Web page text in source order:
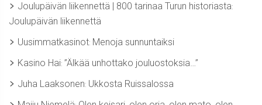
Joulupäivän liikennettä | 800 tarinaa Turun historiasta:
Joulupäivän liikennettä
Uusimmatkasinot: Menoja sunnuntaiksi
Kasino Hai: ”Älkää unhottako jouluostoksia…”
Juha Laaksonen: Ukkosta Ruissalossa